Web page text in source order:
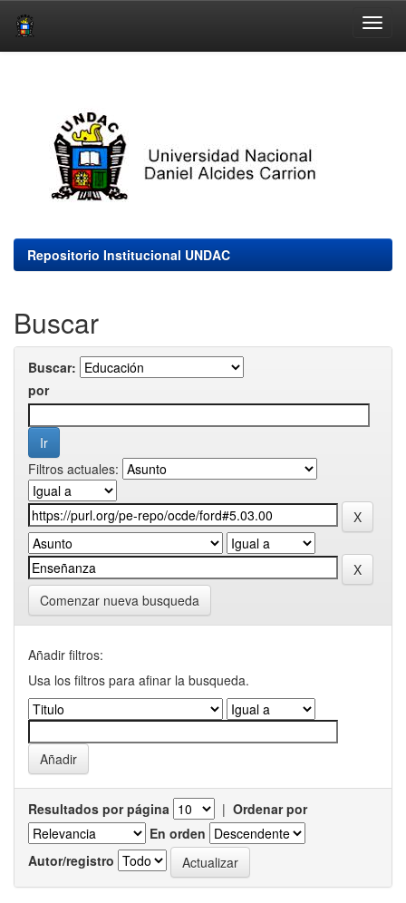
Repositorio Institucional UNDAC
Buscar
Buscar:
por
Filtros actuales:
Comenzar nueva busqueda
Añadir filtros:
Usa los filtros para afinar la busqueda.
Resultados por página | Ordenar por
En orden
Autor/registro